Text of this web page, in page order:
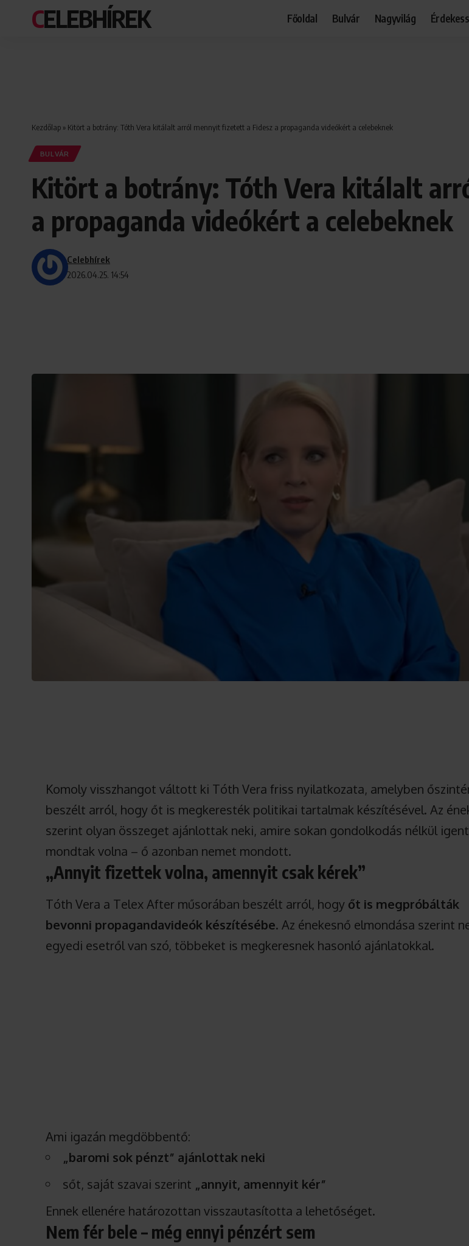
CELEBHÍREK Főoldal Bulvár Nagyvilág
Kezdőlap » Kitört a botrány: Tóth Vera kitálalt arról mennyit fizetett a Fidesz a propaganda videókért a celebeknek
BULVÁR
Kitört a botrány: Tóth Vera kitálalt
a propaganda videókért a celebeknek
2026.04.25. 14:54
Celebhírek
Komoly visszhangot váltott ki Tóth Vera friss nyilatkozata, amelyben
beszélt arról, hogy őt is megkeresték politikai tartalmak készítésével. Az
szerint olyan összeget ajánlottak neki, amire sokan gondolkodás nélkül igent
mondtak volna – ő azonban nemet mondott.
„Annyit fizettek volna, amennyit csak kérek”
Tóth Vera a Telex After műsorában beszélt arról, hogy őt is megpróbálták
bevonni propagandavideók készítésébe. Az énekesnő elmondása szerint
egyedi esetről van szó, többeket is megkeresnek hasonló ajánlatokkal.
Ami igazán megdöbbentő:
„baromi sok pénzt” ajánlottak neki
sőt, saját szavai szerint „annyit, amennyit kér”
Ennek ellenére határozottan visszautasította a lehetőséget.
Nem fér bele – még ennyi pénzért sem